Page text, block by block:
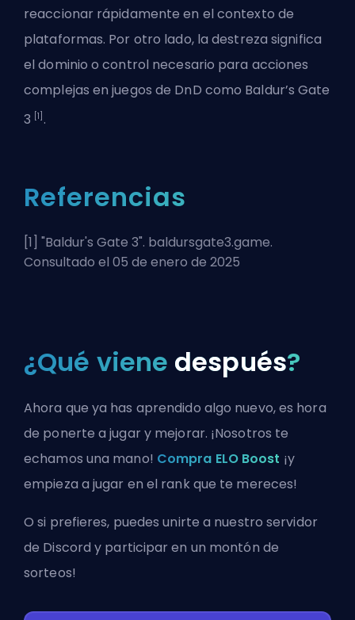
reaccionar rápidamente en el contexto de
plataformas. Por otro lado, la destreza significa
el dominio o control necesario para acciones
complejas en juegos de DnD como Baldur’s Gate
3 [1] .
Referencias
[1] "Baldur's Gate 3". baldursgate3.game.
Consultado el 05 de enero de 2025
¿Qué viene después?
Ahora que ya has aprendido algo nuevo, es hora
de ponerte a jugar y mejorar. ¡Nosotros te
echamos una mano! Compra ELO Boost ¡y
empieza a jugar en el rank que te mereces!
O si prefieres, puedesunirte a nuestro servidor
de Discord y participar en un montón de
sorteos!